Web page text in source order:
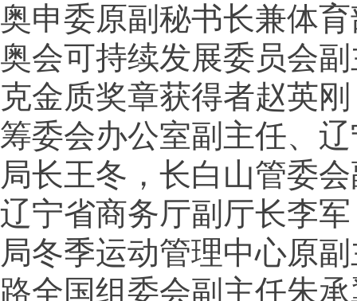
奥申委原副秘书长兼体
奥会可持续发展委员会
克金质奖章获得者赵英
筹委会办公室副主任、
局长王冬，长白山管委
辽宁省商务厅副厅长李
局冬季运动管理中心原
路全国组委会副主任朱